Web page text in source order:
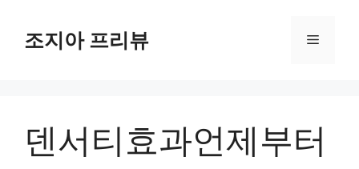
조지아 프리뷰 메
덴서티효과언제부터